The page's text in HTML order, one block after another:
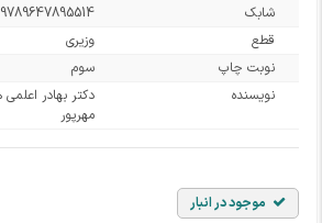
شابک
9789647895514
قطع
وزیری
نوبت چاپ
سوم
نویسنده
دکتر بهادر
مهرپور
موجود در انبار